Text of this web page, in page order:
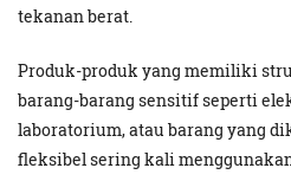
tekanan berat.
Produk-produk yang memiliki
barang-barang sensitif seperti
laboratorium, atau barang yang
fleksibel sering kali